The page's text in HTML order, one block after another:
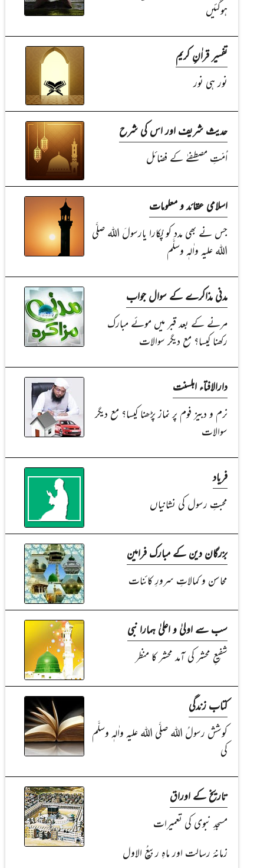
ہوگئیں
تفسیر قراٰنِ کریم
نور ہی نور
حدیث شریف اور اس کی شرح
اُمّتِ مصطفےٰ کے فضائل
اسلامی عقائد و معلومات
جس نے بھی مدد کو پُکارا یارسولَ اللہ صلَّی
اللہ علیہ واٰلہٖ وسلَّم
مدنی مذاکرے کے سوال جواب
مرنے کے بعد قبر میں موئے مبارک
رکھنا کیسا؟ مع دیگر سوالات
دارالافتاء اہلسنت
نرم و دبیز فوم پر نماز پڑھنا کیسا؟ مع دیگر
سوالات
فریاد
محبتِ رسول کی نشانیاں
بزرگان دین کے مبارک فرامین
محاسن و کمالاتِ سرورِ کائنات
سب سے اولیٰ و اعلیٰ ہمارا نبی
شفیعِ محشر کی آمد محشر کا منظر
کتاب زندگی
کوشش رسولُ اللہ صلَّی اللہ علیہ واٰلہٖ وسلَّم
کی
تاریخ کے اوراق
مسجدِ نبوی کی تعمیرات
زمانۂ رسالت اور ماہِ ربیعُ الاول